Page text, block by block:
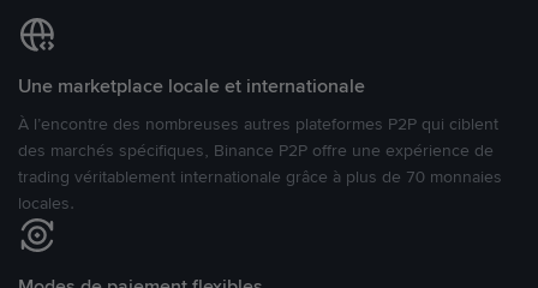
Une marketplace locale et internationale
À l’encontre des nombreuses autres plateformes P2P qui ciblent
des marchés spécifiques, Binance P2P offre une expérience de
trading véritablement internationale grâce à plus de 70 monnaies
locales.